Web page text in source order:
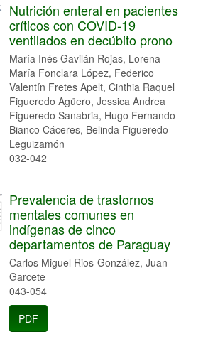
Nutrición enteral en pacientes
críticos con COVID-19
ventilados en decúbito prono
María Inés Gavilán Rojas, Lorena
María Fonclara López, Federico
Valentín Fretes Apelt, Cinthia Raquel
Figueredo Agüero, Jessica Andrea
Figueredo Sanabria, Hugo Fernando
Bianco Cáceres, Belinda Figueredo
Leguizamón
032-042
Prevalencia de trastornos
mentales comunes en
indígenas de cinco
departamentos de Paraguay
Carlos Miguel Rios-González, Juan
Garcete
043-054
PDF